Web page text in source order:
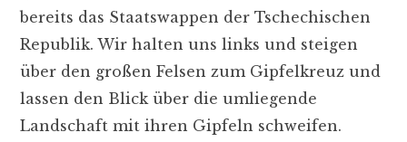
bereits das Staatswappen der Tschechischen
Republik. Wir halten uns links und steigen
über den großen Felsen zum Gipfelkreuz und
lassen den Blick über die umliegende
Landschaft mit ihren Gipfeln schweifen.